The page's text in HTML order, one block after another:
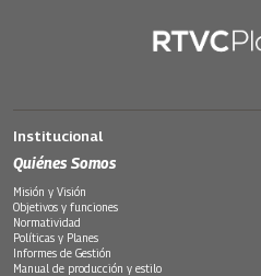
Institucional
Quiénes Somos
Misión y Visión
Objetivos y funciones
Normatividad
Políticas y Planes
Informes de Gestión
Manual de producción y estilo